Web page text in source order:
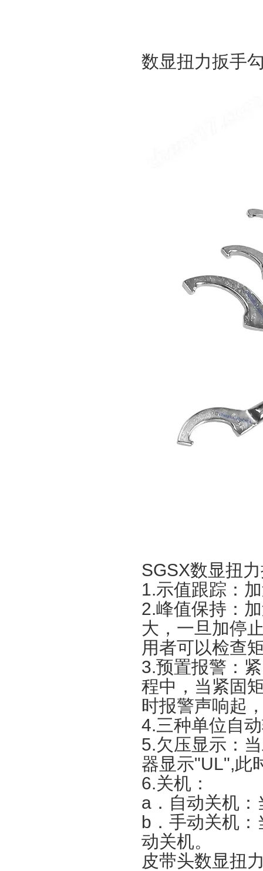
数显扭力扳手
SGSX数显扭
1.示值跟踪：
2.峰值保持：
大，一旦加停
用者可以检查
3.预置报警：
程中，当紧固
时报警声响起
4.三种单位自
5.欠压显示：
器显示"UL",此
6.关机：
a．自动关机
b．手动关机
动关机。
皮带头数显扭